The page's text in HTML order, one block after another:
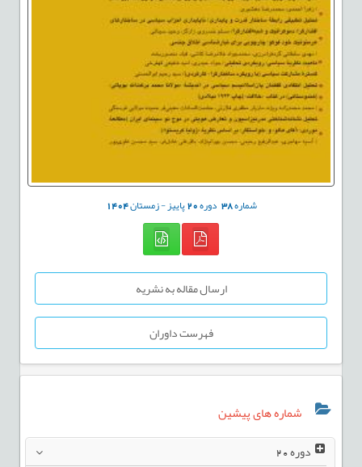
شماره38 دوره20پاییز - زمستان1404
ارسال مقاله به نشریه
فهرست داوران
شماره های پیشین
دوره20